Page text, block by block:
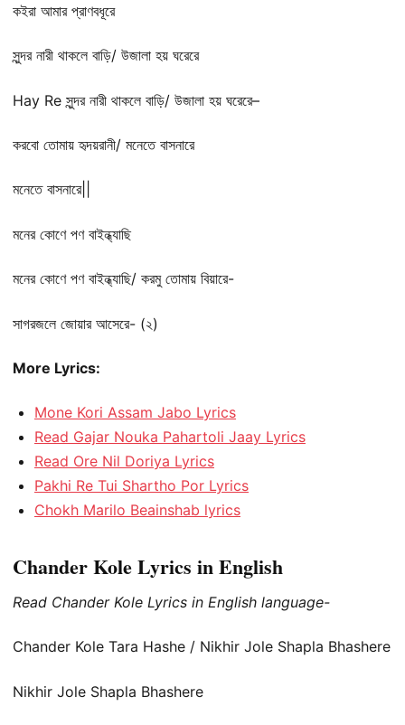
কইরা আমার প্রাণবধূরে
সুন্দর নারী থাকলে বাড়ি/ উজালা হয় ঘরেরে
Hay Re সুন্দর নারী থাকলে বাড়ি/ উজালা হয় ঘরেরে–
করবো তোমায় হৃদয়রানী/ মনেতে বাসনারে
মনেতে বাসনারে||
মনের কোণে পণ বাইন্ধ্যাছি
মনের কোণে পণ বাইন্ধ্যাছি/ করমু তোমায় বিয়ারে-
সাগরজলে জোয়ার আসেরে- (২)
More Lyrics:
Mone Kori Assam Jabo Lyrics
Read Gajar Nouka Pahartoli Jaay Lyrics
Read Ore Nil Doriya Lyrics
Pakhi Re Tui Shartho Por Lyrics
Chokh Marilo Beainshab lyrics
Chander Kole Lyrics in English
Read Chander Kole Lyrics in English language-
Chander Kole Tara Hashe / Nikhir Jole Shapla Bhashere
Nikhir Jole Shapla Bhashere